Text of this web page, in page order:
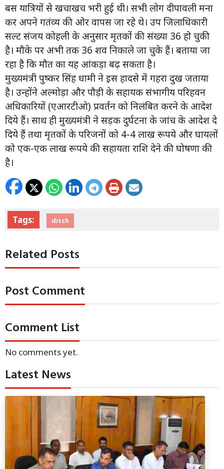
बस यात्रियों से खचाखच भरी हुई थी। सभी लोग दीपावली मना
कर अपने गतंव्य की ओर वापस जा रहे थे। उप जिलाधिकारी
सल्ट संजय कोहली के अनुसार मृतकों की संख्या 36 हो चुकी
है। मौके पर अभी तक 36 शव निकाले जा चुके हैं। बताया जा
रहा है कि मौत का यह आंकड़ा बढ़ सकता है।
मुख्यमंत्री पुष्कर सिंह धामी ने इस हादसे में गहरा दुख जताया
है। उन्होंने अल्मोड़ा और पौड़ी के सहायक संभागीय परिहवन
अधिकारियों (एआरटीओ) प्रवर्तन को निलंबित करने के आदेश
दिये हैं। साथ ही मुख्यमंत्री ने सड़क दुर्घटना के जांच के आदेश दे
दिये हैं तथा मृतकों के परिजनों को 4-4 लाख रूपये और घायलों
को एक-एक लाख रूपये की सहायता राशि देने की घोषणा की
है।
Tags: ditch
Related Posts
Post Comment
Comment List
No comments yet.
Latest News